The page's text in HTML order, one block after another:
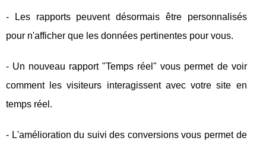
- Les rapports peuvent désormais être personnalisés
pour n'afficher que les données pertinentes pour vous.
- Un nouveau rapport "Temps réel" vous permet de voir
comment les visiteurs interagissent avec votre site en
temps réel.
- L'amélioration du suivi des conversions vous permet de